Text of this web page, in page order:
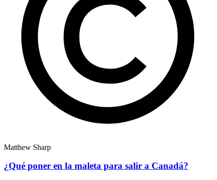
Matthew Sharp
¿Qué poner en la maleta para salir a Canadá?